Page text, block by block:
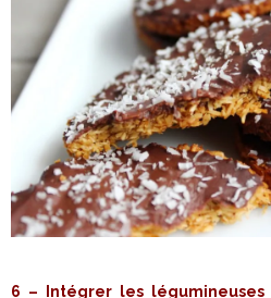
6 – Intégrer les légumineuses